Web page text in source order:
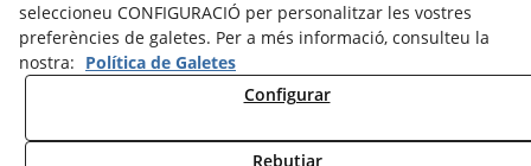
seleccioneu CONFIGURACIÓ per personalitzar les vostres
preferències de galetes. Per a més informació, consulteu la
nostra: Política de Galetes
Configurar
Rebutjar